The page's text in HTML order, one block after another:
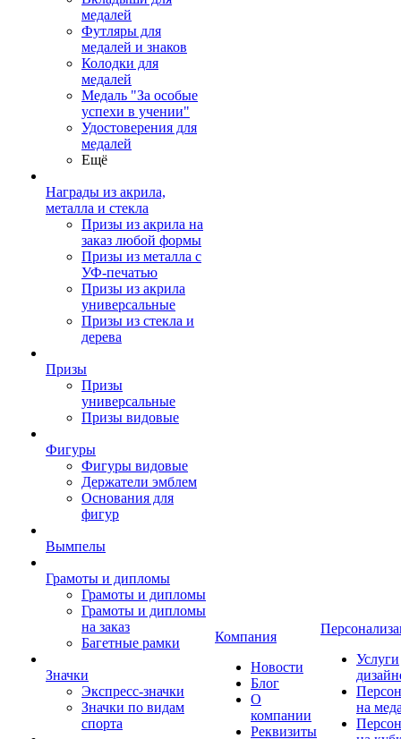
медалей
Футляры для
медалей и знаков
Колодки для
медалей
Медаль "За особые
успехи в учении"
Удостоверения для
медалей
Ещё
Награды из акрила,
металла и стекла
Призы из акрила на
заказ любой формы
Призы из металла с
УФ-печатью
Призы из акрила
универсальные
Призы из стекла и
дерева
Призы
Призы
универсальные
Призы видовые
Фигуры
Фигуры видовые
Держатели эмблем
Основания для
фигур
Вымпелы
Грамоты и дипломы
Грамоты и дипломы
Грамоты и дипломы
на заказ
Багетные рамки
Значки
Экспресс-значки
Значки по видам
спорта
Компания
Новости
Блог
О
компании
Реквизиты
Услуги
на